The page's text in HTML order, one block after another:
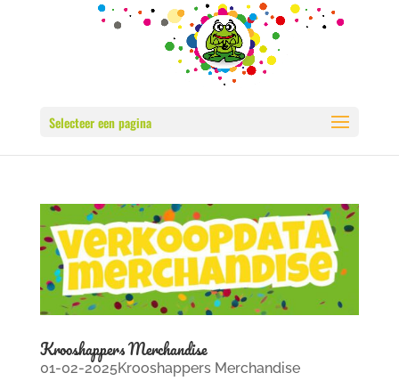
Selecteer een pagina
Krooshappers Merchandise
01-02-2025Krooshappers Merchandise